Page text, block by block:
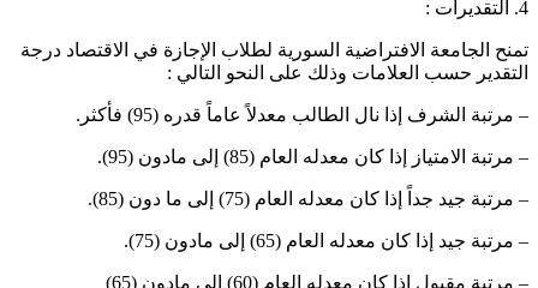
الجامعة الافتراضية السورية لطلاب الإجازة في الاقتصاد درجة
حسب العلامات وذلك على النحو التالي :
مرتبة الشرف إذا نال الطالب معدلاً عاماً قدره (95) فأكثر.
مرتبة الامتياز إذا كان معدله العام (85) إلى مادون (95).
مرتبة جيد جداً إذا كان معدله العام (75) إلى ما دون (85).
مرتبة جيد إذا كان معدله العام (65) إلى مادون (75).
مرتبة مقبول إذا كان معدله العام (60) إلى مادون (65)